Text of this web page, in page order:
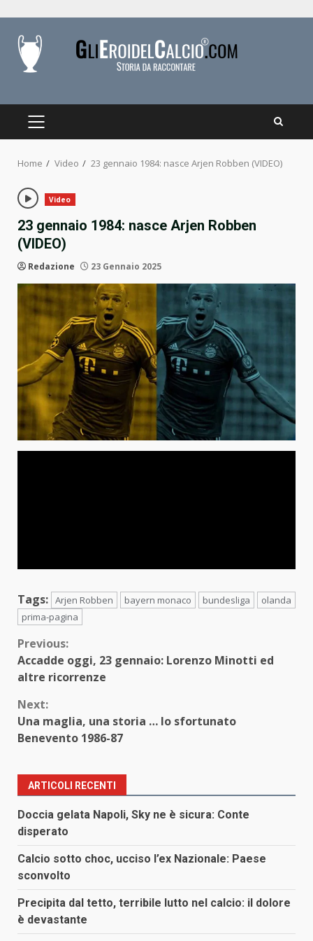
content
PRIMARY
Home Video 23 gennaio 1984: nasce Arjen Robben (VIDEO)
Video
23 gennaio 1984: nasce Arjen Robben
(VIDEO)
Redazione 23 Gennaio 2025
Tags: Arjen Robben bayern monaco bundesliga
olanda
prima-pagina
Continue
Reading
Previous:
Accadde oggi, 23 gennaio: Lorenzo Minotti ed
altre ricorrenze
Next:
Una maglia, una storia … lo sfortunato
Benevento 1986-87
ARTICOLI RECENTI
Doccia gelata Napoli, Sky ne è sicura: Conte
disperato
Calcio sotto choc, ucciso l’ex Nazionale: Paese
sconvolto
Precipita dal tetto, terribile lutto nel calcio: il dolore
è devastante